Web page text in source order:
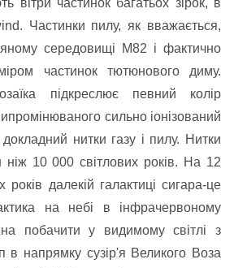
вітри частинок багатьох зірок, в
Частинки пилу, як вважається,
середовищі М82 і фактично
частинок тютюнового диму.
підкреслює певний колір
сильно іонізований
нитки газу і пилу. Нитки
ніж 10 000 світлових років. На 12
років далекій галактиці сигара-це
на небі в інфрачервоному
побачити у видимому світлі з
в напрямку сузір'я Великого Воза